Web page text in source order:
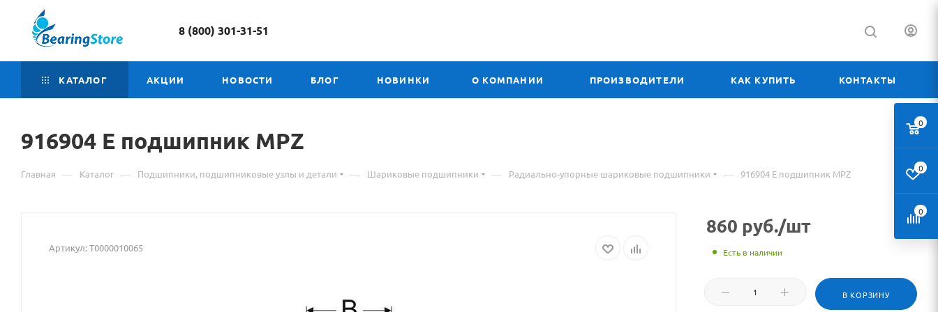
8 (800) 301-31-51
КАТАЛОГ АКЦИИ НОВОСТИ БЛОГ НОВИНКИ О КОМПАНИИ ПРОИЗВОДИТЕЛИ КАК КУПИТЬ КОНТАКТЫ
916904 Е Материал
о
Е
подшипник MPZ
Главная — Каталог — Подшипники, подшипниковые узлы и детали — Шариковые подшипники — Радиально-упорные шариковые подшипники — 916904 Е подшипник MPZ
Артикул:Т0000010065
860 руб./шт
Есть в наличии
В КОРЗИНУ
0
0
0